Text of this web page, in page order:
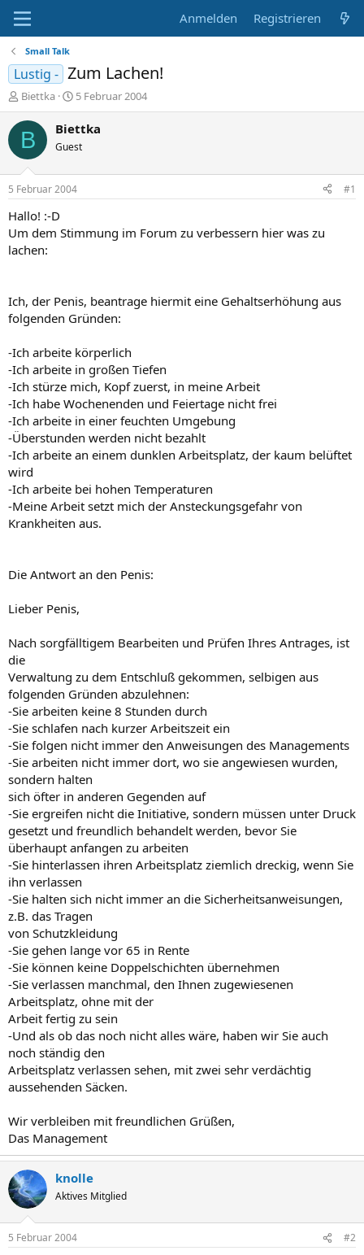
Anmelden Registrieren
Small Talk
Lustig - Zum Lachen!
E
r
s
l
e
r
Biettka
E
r
s
e
l
t
5 Februar 2004
B Biettka
Guest
5 Februar 2004 #1
Hallo! :-D
Um dem Stimmung im Forum zu verbessern hier was zu
lachen:
Ich, der Penis, beantrage hiermit eine Gehaltserhöhung aus
folgenden Gründen:
-Ich arbeite körperlich
-Ich arbeite in großen Tiefen
-Ich stürze mich, Kopf zuerst, in meine Arbeit
-Ich habe Wochenenden und Feiertage nicht frei
-Ich arbeite in einer feuchten Umgebung
-Überstunden werden nicht bezahlt
-Ich arbeite an einem dunklen Arbeitsplatz, der kaum belüftet
wird
-Ich arbeite bei hohen Temperaturen
-Meine Arbeit setzt mich der Ansteckungsgefahr von
Krankheiten aus.
Die Antwort an den Penis:
Lieber Penis,
Nach sorgfälltigem Bearbeiten und Prüfen Ihres Antrages, ist
die
Verwaltung zu dem Entschluß gekommen, selbigen aus
folgenden Gründen abzulehnen:
-Sie arbeiten keine 8 Stunden durch
-Sie schlafen nach kurzer Arbeitszeit ein
-Sie folgen nicht immer den Anweisungen des Managements
-Sie arbeiten nicht immer dort, wo sie angewiesen wurden,
sondern halten
sich öfter in anderen Gegenden auf
-Sie ergreifen nicht die Initiative, sondern müssen unter Druck
gesetzt und freundlich behandelt werden, bevor Sie
überhaupt anfangen zu arbeiten
-Sie hinterlassen ihren Arbeitsplatz ziemlich dreckig, wenn Sie
ihn verlassen
-Sie halten sich nicht immer an die Sicherheitsanweisungen,
z.B. das Tragen
von Schutzkleidung
-Sie gehen lange vor 65 in Rente
-Sie können keine Doppelschichten übernehmen
-Sie verlassen manchmal, den Ihnen zugewiesenen
Arbeitsplatz, ohne mit der
Arbeit fertig zu sein
-Und als ob das noch nicht alles wäre, haben wir Sie auch
noch ständig den
Arbeitsplatz verlassen sehen, mit zwei sehr verdächtig
aussehenden Säcken.
Wir verbleiben mit freundlichen Grüßen,
Das Management
knolle
Aktives Mitglied
5 Februar 2004 #2